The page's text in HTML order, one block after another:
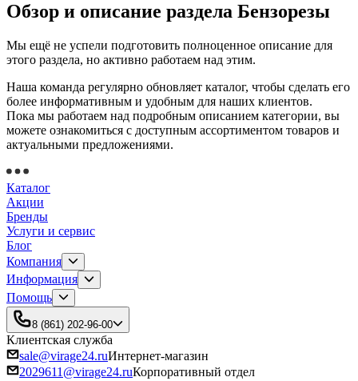
Обзор и описание раздела Бензорезы
Мы ещё не успели подготовить полноценное описание для
этого раздела, но активно работаем над этим.
Наша команда регулярно обновляет каталог, чтобы сделать его
более информативным и удобным для наших клиентов.
Пока мы работаем над подробным описанием категории, вы
можете ознакомиться с доступным ассортиментом товаров и
актуальными предложениями.
Каталог
Акции
Бренды
Услуги и сервис
Блог
Компания
Информация
Помощь
8 (861) 202-96-00
Клиентская служба
sale@virage24.ruИнтернет-магазин
2029611@virage24.ruКорпоративный отдел